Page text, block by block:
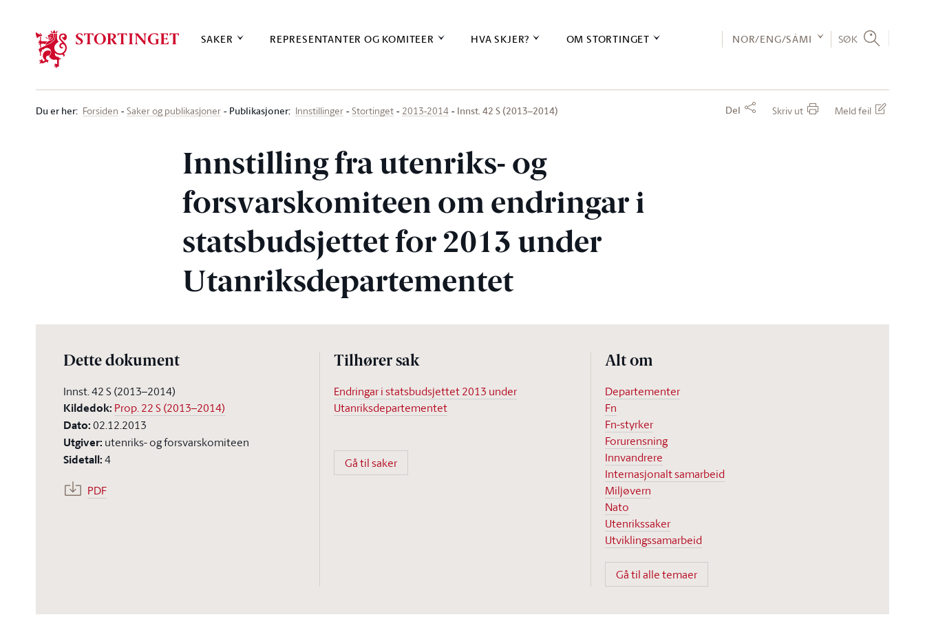
SAKER REPRESENTANTER OG KOMITEER HVA SKJER? OM STORTINGET NOR/ENG/SÁMI SØK
Du er her: Forsiden Saker og publikasjoner Publikasjoner: Innstillinger Stortinget 2013-2014 Innst. 42 S (2013–2014) Del Skriv ut Meld feil
Innstilling fra utenriks- og
forsvarskomiteen om endringar i
statsbudsjettet for 2013 under
Utanriksdepartementet
Dette dokument
Innst. 42 S (2013–2014)
Kildedok: Prop. 22 S (2013–2014)
Dato:02.12.2013
Utgiver: utenriks- og forsvarskomiteen
Sidetall:4
PDF
Tilhører sak
Endringar i statsbudsjettet 2013 under
Utanriksdepartementet
Gå til saker
Alt om
Departementer
Fn
Fn-styrker
Forurensning
Innvandrere
Internasjonalt samarbeid
Miljøvern
Nato
Utenrikssaker
Utviklingssamarbeid
Gå til alle temaer